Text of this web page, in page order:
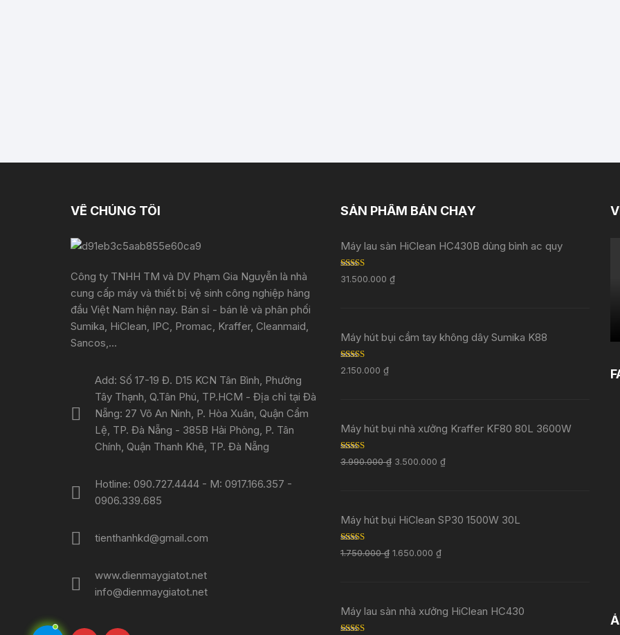
VỀ CHÚNG TÔI
Công ty TNHH TM và DV Phạm Gia Nguyễn là nhà
cung cấp máy và thiết bị vệ sinh công nghiệp hàng
đầu Việt Nam hiện nay. Bán sỉ - bán lẻ và phân phối
Sumika, HiClean, IPC, Promac, Kraffer, Cleanmaid,
Sancos,...
Add: Số 17-19 Đ. D15 KCN Tân Bình, Phường
Tây Thạnh, Q.Tân Phú, TP.HCM - Địa chỉ tại Đà
Nẵng: 27 Võ An Ninh, P. Hòa Xuân, Quận Cẩm
Lệ, TP. Đà Nẵng - 385B Hải Phòng, P. Tân
Chính, Quận Thanh Khê, TP. Đà Nẵng
Hotline: 090.727.4444 - M: 0917.166.357 -
0906.339.685
tienthanhkd@gmail.com
www.dienmaygiatot.net
info@dienmaygiatot.net
SẢN PHẨM BÁN CHẠY
Máy lau sàn HiClean HC430B dùng bình ac quy
Rated5.00
out of 5
31.500.000 ₫
Máy hút bụi cầm tay không dây Sumika K88
Rated 5.00
out of 5
2.150.000 ₫
Máy hút bụi nhà xưởng Kraffer KF80 80L 3600W
Rated 5.00
out of 5
3.990.000₫ 3.500.000 ₫
Máy hút bụi HiClean SP30 1500W 30L
Rated 5.00
out of 5
1.750.000₫ 1.650.000 ₫
Máy lau sàn nhà xưởng HiClean HC430